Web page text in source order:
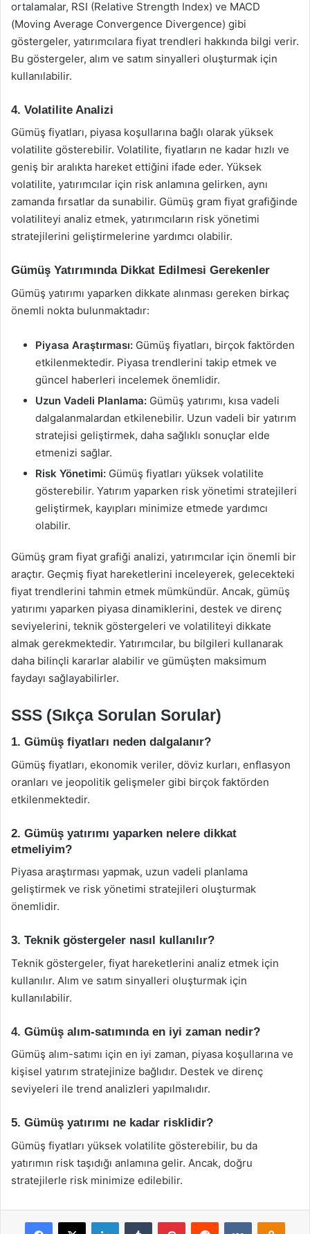
ortalamalar, RSI (Relative Strength Index) ve MACD
(Moving Average Convergence Divergence) gibi
göstergeler, yatırımcılara fiyat trendleri hakkında bilgi verir.
Bu göstergeler, alım ve satım sinyalleri oluşturmak için
kullanılabilir.
4. Volatilite Analizi
Gümüş fiyatları, piyasa koşullarına bağlı olarak yüksek
volatilite gösterebilir. Volatilite, fiyatların ne kadar hızlı ve
geniş bir aralıkta hareket ettiğini ifade eder. Yüksek
volatilite, yatırımcılar için risk anlamına gelirken, aynı
zamanda fırsatlar da sunabilir. Gümüş gram fiyat grafiğinde
volatiliteyi analiz etmek, yatırımcıların risk yönetimi
stratejilerini geliştirmelerine yardımcı olabilir.
Gümüş Yatırımında Dikkat Edilmesi Gerekenler
Gümüş yatırımı yaparken dikkate alınması gereken birkaç
önemli nokta bulunmaktadır:
Piyasa Araştırması: Gümüş fiyatları, birçok faktörden
etkilenmektedir. Piyasa trendlerini takip etmek ve
güncel haberleri incelemek önemlidir.
Uzun Vadeli Planlama: Gümüş yatırımı, kısa vadeli
dalgalanmalardan etkilenebilir. Uzun vadeli bir yatırım
stratejisi geliştirmek, daha sağlıklı sonuçlar elde
etmenizi sağlar.
Risk Yönetimi: Gümüş fiyatları yüksek volatilite
gösterebilir. Yatırım yaparken risk yönetimi stratejileri
geliştirmek, kayıpları minimize etmede yardımcı
olabilir.
Gümüş gram fiyat grafiği analizi, yatırımcılar için önemli bir
araçtır. Geçmiş fiyat hareketlerini inceleyerek, gelecekteki
fiyat trendlerini tahmin etmek mümkündür. Ancak, gümüş
yatırımı yaparken piyasa dinamiklerini, destek ve direnç
seviyelerini, teknik göstergeleri ve volatiliteyi dikkate
almak gerekmektedir. Yatırımcılar, bu bilgileri kullanarak
daha bilinçli kararlar alabilir ve gümüşten maksimum
faydayı sağlayabilirler.
SSS (Sıkça Sorulan Sorular)
1. Gümüş fiyatları neden dalgalanır?
Gümüş fiyatları, ekonomik veriler, döviz kurları, enflasyon
oranları ve jeopolitik gelişmeler gibi birçok faktörden
etkilenmektedir.
2. Gümüş yatırımı yaparken nelere dikkat
etmeliyim?
Piyasa araştırması yapmak, uzun vadeli planlama
geliştirmek ve risk yönetimi stratejileri oluşturmak
önemlidir.
3. Teknik göstergeler nasıl kullanılır?
Teknik göstergeler, fiyat hareketlerini analiz etmek için
kullanılır. Alım ve satım sinyalleri oluşturmak için
kullanılabilir.
4. Gümüş alım-satımında en iyi zaman nedir?
Gümüş alım-satımı için en iyi zaman, piyasa koşullarına ve
kişisel yatırım stratejinize bağlıdır. Destek ve direnç
seviyeleri ile trend analizleri yapılmalıdır.
5. Gümüş yatırımı ne kadar risklidir?
Gümüş fiyatları yüksek volatilite gösterebilir, bu da
yatırımın risk taşıdığı anlamına gelir. Ancak, doğru
stratejilerle risk minimize edilebilir.
Facebook
X LinkedInTumblr PinterestReddit VKontakte